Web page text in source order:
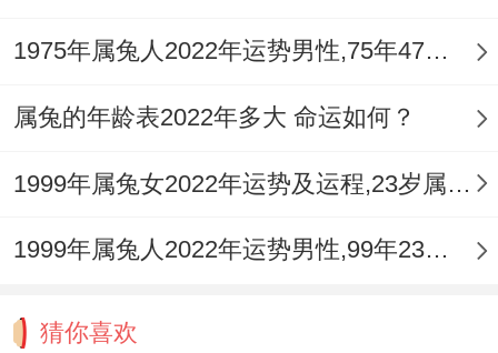
1975年属兔人2022年运势男性,75年47岁属兔男2022年每月运程怎么样
属兔的年龄表2022年多大 命运如何？
1999年属兔女2022年运势及运程,23岁属兔人2022全年每月运势女性如何
1999年属兔人2022年运势男性,99年23岁属兔男2022年每月运程怎么样
猜你喜欢